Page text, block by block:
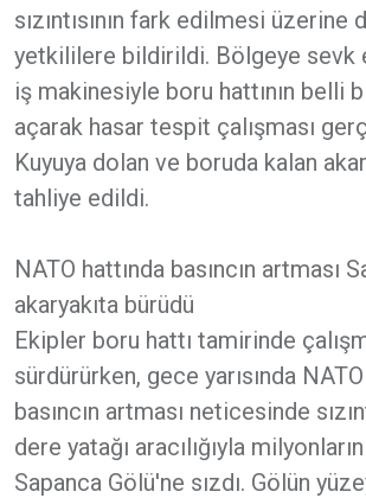
sızıntısının fark edilmesi üzerine
yetkililere bildirildi. Bölgeye sevk
iş makinesiyle boru hattının belli
açarak hasar tespit çalışması
Kuyuya dolan ve boruda kalan
tahliye edildi.
NATO hattında basıncın artması
akaryakıta bürüdü
Ekipler boru hattı tamirinde
sürdürürken, gece yarısında
basıncın artması neticesinde
dere yatağı aracılığıyla
Sapanca Gölü'ne sızdı. Gölün